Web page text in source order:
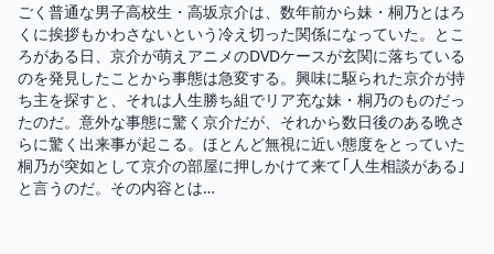
ごく普通な男子高校生・高坂京介は、数年前から妹・桐乃とはろ
くに挨拶もかわさないという冷え切った関係になっていた。とこ
ろがある日、京介が萌えアニメのDVDケースが玄関に落ちている
のを発見したことから事態は急変する。興味に駆られた京介が持
ち主を探すと、それは人生勝ち組でリア充な妹・桐乃のものだっ
たのだ。意外な事態に驚く京介だが、それから数日後のある晩さ
らに驚く出来事が起こる。ほとんど無視に近い態度をとっていた
桐乃が突如として京介の部屋に押しかけて来て｢人生相談がある｣
と言うのだ。その内容とは…